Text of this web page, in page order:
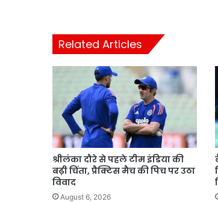
Related Articles
श्रीलंका दौरे से पहले टीम इंडिया की
बढ़ी चिंता, प्रैक्टिस मैच की पिच पर उठा
विवाद
August 6, 2026